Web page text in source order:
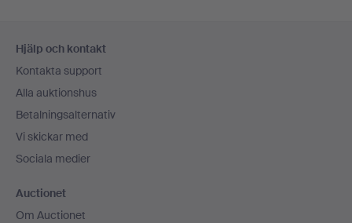
Hjälp och kontakt
Kontakta support
Alla auktionshus
Betalningsalternativ
Vi skickar med
Sociala medier
Auctionet
Om Auctionet